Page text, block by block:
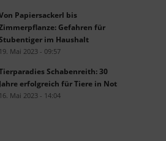
Papiersackerl bis
Gefahren für
im Haushalt
19. Mai 2023 - 09:57
Schabenreith: 30
Jahre erfolgreich für Tiere in Not
16. Mai 2023 - 14:04